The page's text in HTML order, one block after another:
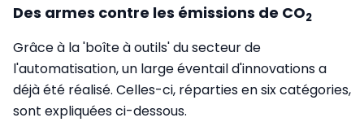
Des armes contre les émissions de CO2
Grâce à la 'boîte à outils' du secteur de
l'automatisation, un large éventail d'innovations a
déjà été réalisé. Celles-ci, réparties en six catégories,
sont expliquées ci-dessous.